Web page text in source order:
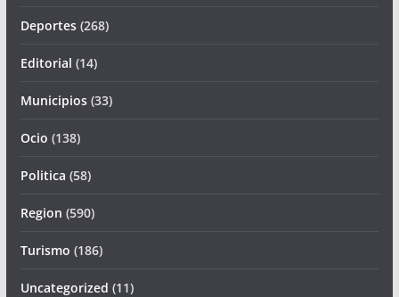
Deportes(268)
Editorial (14)
Municipios(33)
Ocio (138)
Politica (58)
Region (590)
Turismo (186)
Uncategorized (11)